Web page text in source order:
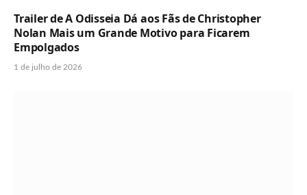
Trailer de A Odisseia Dá aos Fãs de Christopher
Nolan Mais um Grande Motivo para Ficarem
Empolgados
1 de julho de 2026